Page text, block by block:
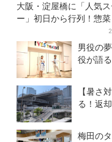
大阪・淀屋橋に「人気
ー」初日から行列！惣菜
当コーナーは大幅に拡
気商品は？
男役の
役が語
【暑さ
る！返
梅田の